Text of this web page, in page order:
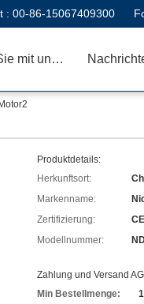
: 00-86-15067409300
Treten Sie mit uns in Verbindung
Produktdetails:
Herkunftsort:
Markenname:
Zertifizierung:
CE
Modellnummer:
Zahlung und Versand
Min Bestellmenge: